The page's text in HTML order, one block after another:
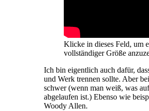
Klicke in dieses Feld, um
vollständiger Größe
Ich bin eigentlich auch dafür,
und Werk trennen sollte. Aber
schwer (wenn man weiß, was
abgelaufen ist.) Ebenso wie
Woody Allen.